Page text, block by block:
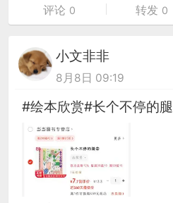
评论 0 转发 0
小文非非
8月8日 09:19
#绘本欣赏#长个不停的腿